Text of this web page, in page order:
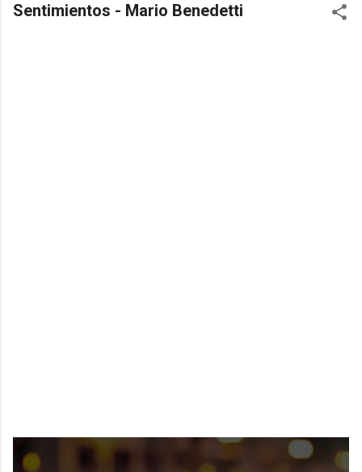
Sentimientos - Mario Benedetti